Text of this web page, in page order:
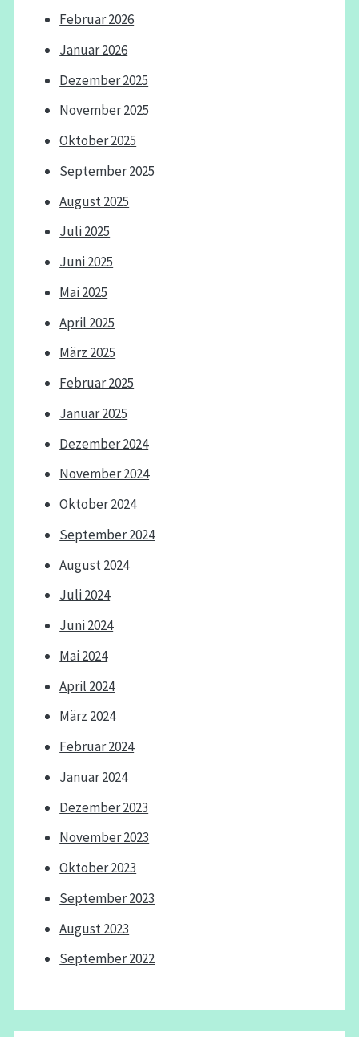
Februar 2026
Januar 2026
Dezember 2025
November 2025
Oktober 2025
September 2025
August 2025
Juli 2025
Juni 2025
Mai 2025
April 2025
März 2025
Februar 2025
Januar 2025
Dezember 2024
November 2024
Oktober 2024
September 2024
August 2024
Juli 2024
Juni 2024
Mai 2024
April 2024
März 2024
Februar 2024
Januar 2024
Dezember 2023
November 2023
Oktober 2023
September 2023
August 2023
September 2022